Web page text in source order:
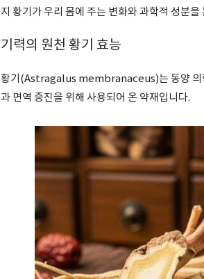
지 황기가 우리 몸에 주는 변화와 과학적 성분을
기력의 원천 황기 효능
황기(Astragalus membranaceus)는 동양 의
과 면역 증진을 위해 사용되어 온 약재입니다.